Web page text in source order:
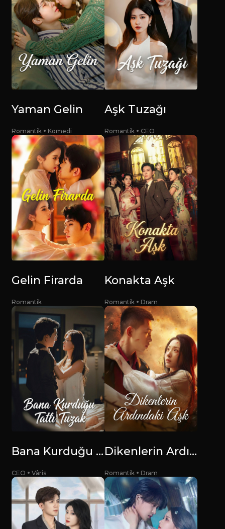
Yaman Gelin
Romantik Komedi
Aşk Tuzağı
Romantik CEO
Gelin Firarda
Romantik
Konakta Aşk
Romantik Dram
Bana Kurduğu Tatlı Tuzak
CEO Vâris
Dikenlerin Ardındaki Aşk
Romantik Dram